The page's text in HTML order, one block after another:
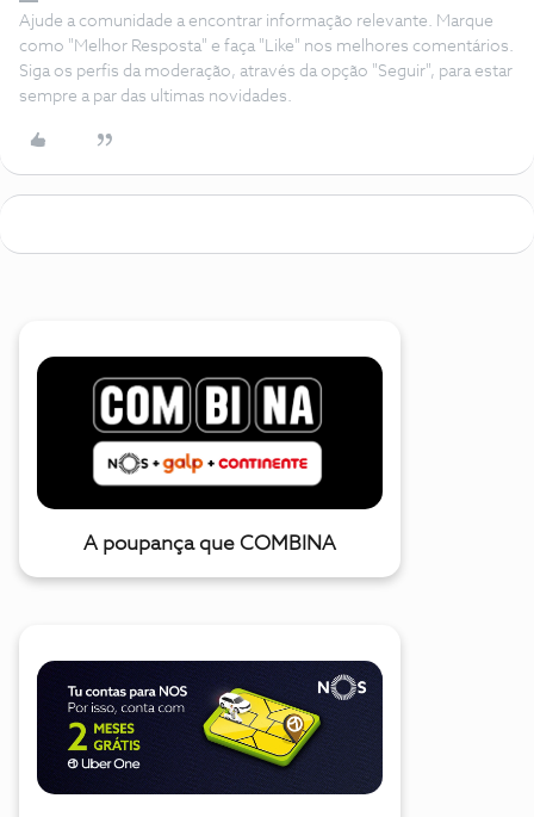
Ajude a comunidade a encontrar informação relevante. Marque
como "Melhor Resposta" e faça "Like" nos melhores comentários.
Siga os perfis da moderação, através da opção "Seguir", para estar
sempre a par das ultimas novidades.
A poupança que COMBINA